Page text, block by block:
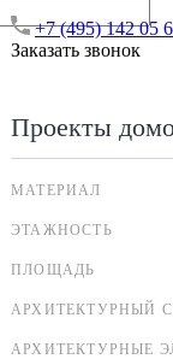
+7 (495) 142 05
Заказать звонок
Проекты
МАТЕРИАЛ
ЭТАЖНОСТЬ
ПЛОЩАДЬ
АРХИТЕКТУРНЫЙ
АРХИТЕКТУРНЫЕ